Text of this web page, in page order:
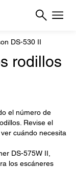
DS-530 II
rodillos
el número de
Revise el
cuándo necesita
DS-575W II,
los escáneres